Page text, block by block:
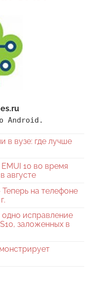
Android.
в вузе: где лучше
10 во время
августе
на телефоне
одно исправление
заложенных в